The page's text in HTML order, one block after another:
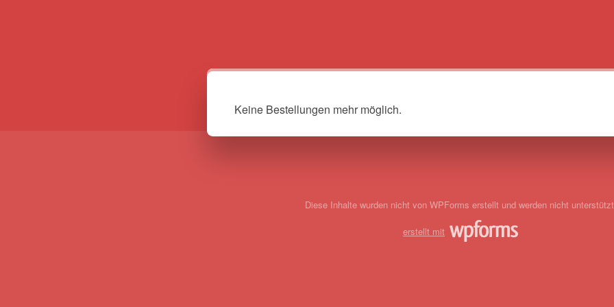
Keine Bestellungen mehr möglich.
Diese Inhalte wurden nicht von WPForms erstellt und werden nicht
erstellt mit